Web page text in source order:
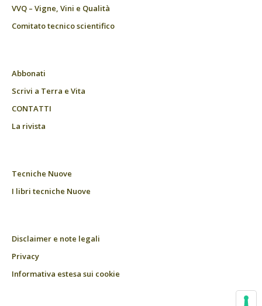
VVQ – Vigne, Vini e Qualità
Comitato tecnico scientifico
Abbonati
Scrivi a Terra e Vita
CONTATTI
La rivista
Tecniche Nuove
I libri tecniche Nuove
Disclaimer e note legali
Privacy
Informativa estesa sui cookie